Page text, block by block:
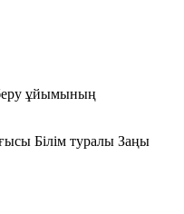
ұйымының
Білім туралы Заңы